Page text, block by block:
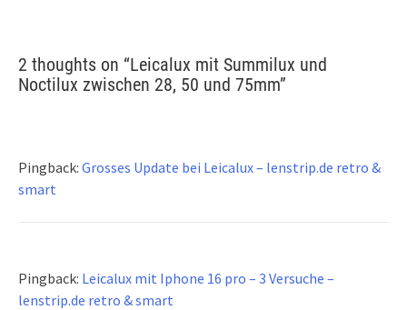
2 thoughts on “Leicalux mit Summilux und
Noctilux zwischen 28, 50 und 75mm”
Pingback: Grosses Update bei Leicalux – lenstrip.de retro &
smart
Pingback: Leicalux mit Iphone 16 pro – 3 Versuche –
lenstrip.de retro & smart